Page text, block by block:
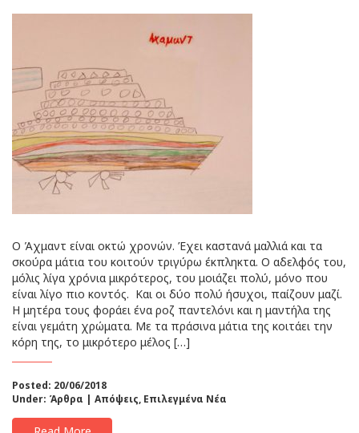
Ο Άχμαντ είναι οκτώ χρονών. Έχει καστανά μαλλιά και τα
σκούρα μάτια του κοιτούν τριγύρω έκπληκτα. Ο αδελφός του,
μόλις λίγα χρόνια μικρότερος, του μοιάζει πολύ, μόνο που
είναι λίγο πιο κοντός. Και οι δύο πολύ ήσυχοι, παίζουν μαζί.
Η μητέρα τους φοράει ένα ροζ παντελόνι και η μαντήλα της
είναι γεμάτη χρώματα. Με τα πράσινα μάτια της κοιτάει την
κόρη της, το μικρότερο μέλος […]
Posted: 20/06/2018
Under: Άρθρα | Απόψεις, Επιλεγμένα Νέα